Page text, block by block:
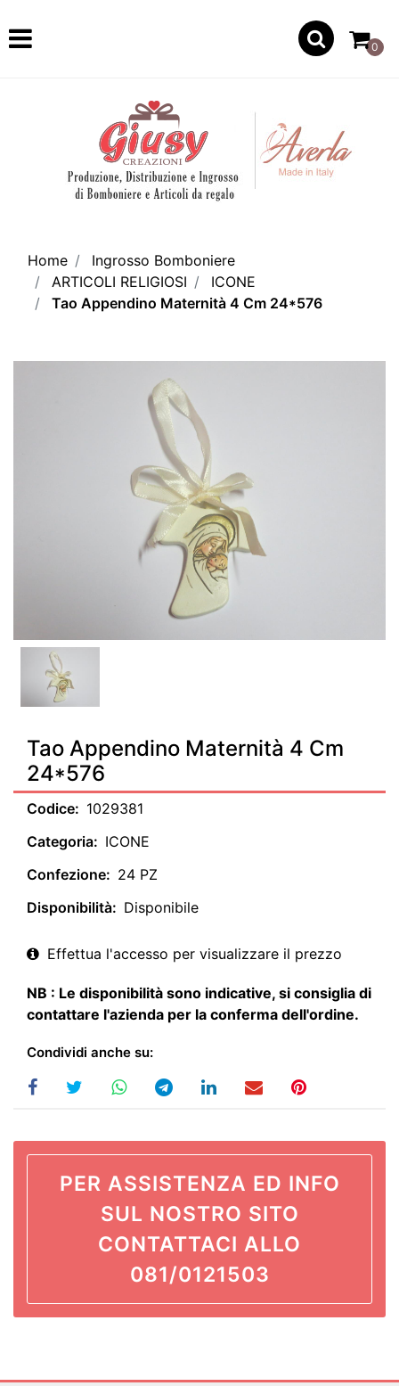
Open
0
Home
Ingrosso Bomboniere
ARTICOLI RELIGIOSI
ICONE
Tao Appendino Maternità 4 Cm 24*576
Tao Appendino Maternità 4 Cm
24*576
Codice: 1029381
Categoria: ICONE
Confezione: 24 PZ
Disponibilità: Disponibile
Effettua l'accesso per visualizzare il prezzo
NB : Le disponibilità sono indicative, si consiglia di
contattare l'azienda per la conferma dell'ordine.
Condividi anche su:
PER ASSISTENZA ED INFO
SUL NOSTRO SITO
CONTATTACI ALLO
081/0121503